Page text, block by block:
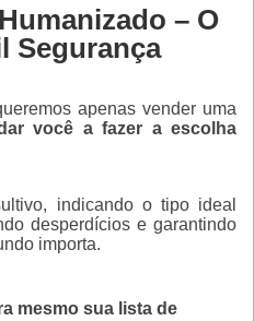
– O
Segurança
apenas vender uma
você a fazer a escolha
indicando o tipo ideal
desperdícios e garantindo
importa.
mesmo sua lista de